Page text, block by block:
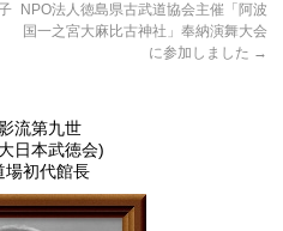
NPO法人徳島県古武道協会主催「阿波
国一之宮大麻比古神社」奉納演舞大会
に参加しました →
流第九世
日本武徳会)
場初代館長